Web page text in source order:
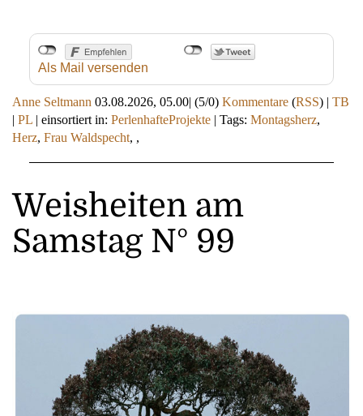
Als Mail versenden
Anne Seltmann 03.08.2026, 05.00| (5/0) Kommentare (RSS) | TB
| PL | einsortiert in: PerlenhafteProjekte | Tags: Montagsherz,
Herz, Frau Waldspecht, ,
Weisheiten am
Samstag N° 99